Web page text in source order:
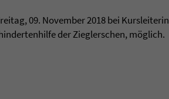
09. November 2018 bei Kursleiterin
der Zieglerschen, möglich.